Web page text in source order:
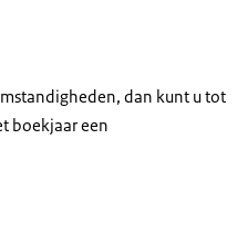
dan kunt u tot
boekjaar een